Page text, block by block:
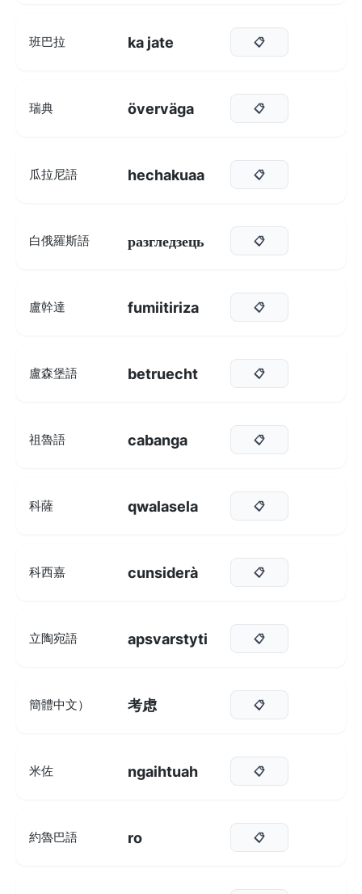
班巴拉 ka jate 📋
瑞典 överväga 📋
瓜拉尼語 hechakuaa 📋
白俄羅斯語 разгледзець 📋
盧幹達 fumiitiriza 📋
盧森堡語 betruecht 📋
祖魯語 cabanga 📋
科薩 qwalasela 📋
科西嘉 cunsiderà 📋
立陶宛語 apsvarstyti 📋
簡體中文） 考虑 📋
米佐 ngaihtuah 📋
約魯巴語 ro 📋